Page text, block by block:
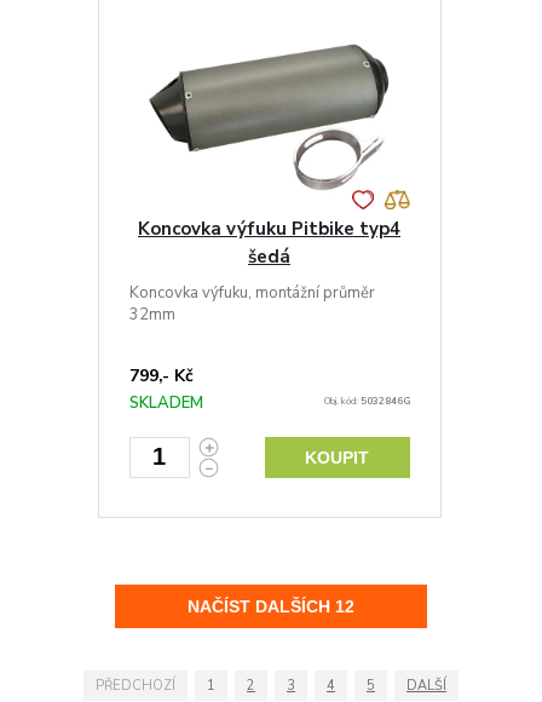
Koncovka výfuku Pitbike typ4
šedá
Koncovka výfuku, montážní průměr
32mm
799,- Kč
SKLADEM Obj. kód: 5032846G
KOUPIT
PŘEDCHOZÍ 1 2 3 4 5 DALŠÍ